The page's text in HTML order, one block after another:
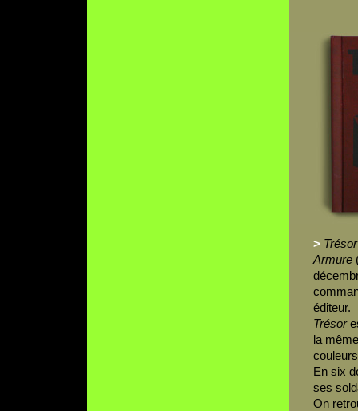
> Trésor
Armure
éditeur.
Trésor
la
En six
ses
On